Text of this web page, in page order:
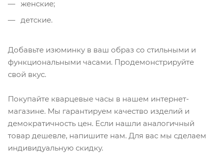
женские;
детские.
Добавьте изюминку в ваш образ со стильными и
функциональными часами. Продемонстрируйте
свой вкус.
Покупайте кварцевые часы в нашем интернет-
магазине. Мы гарантируем качество изделий и
демократичность цен. Если нашли аналогичный
товар дешевле, напишите нам. Для вас мы сделаем
индивидуальную скидку.